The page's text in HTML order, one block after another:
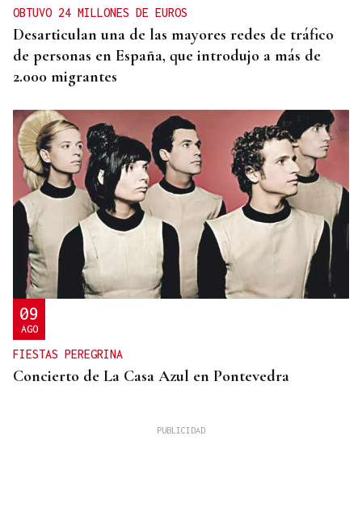
OBTUVO 24 MILLONES DE EUROS
Desarticulan una de las mayores redes de tráfico
de personas en España, que introdujo a más de
2.000 migrantes
09
AGO
FIESTAS PEREGRINA
Concierto de La Casa Azul en Pontevedra